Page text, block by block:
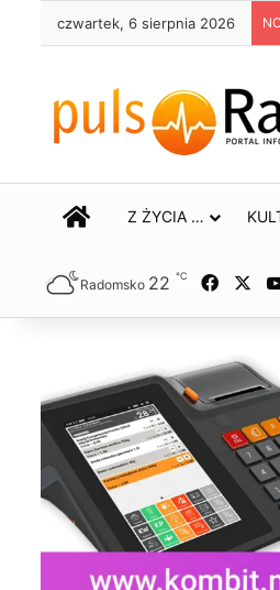
czwartek, 6 sierpnia 2026
STRONA GŁÓWNA
Z ŻYCIA …
Radomsko 22 ℃